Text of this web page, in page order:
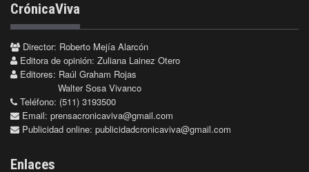
CrónicaViva
Director: Roberto Mejía Alarcón
Editora de opinión: Zuliana Lainez Otero
Editores: Raúl Graham Rojas
Walter Sosa Vivanco
Teléfono: (511) 3193500
Email: prensacronicaviva@gmail.com
Publicidad online: publicidadcronicaviva@gmail.com
Enlaces